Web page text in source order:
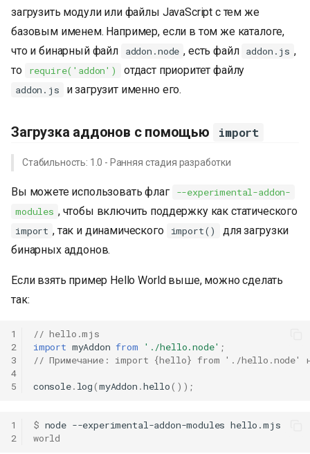
загрузить модули или файлы JavaScript с тем же
базовым именем. Например, если в том же каталоге,
что и бинарный файл
addon.node , есть файл addon.js ,
то
require('addon') отдаст приоритет файлу
addon.js и загрузит именно его.
Загрузка аддонов с помощью import
Стабильность: 1.0 - Ранняя стадия разработки
Вы можете использовать флаг
--experimental-addon-
modules , чтобы включить поддержку как статического
import , так и динамического import()
для загрузки
бинарных аддонов.
Если взять пример Hello World выше, можно сделать
так:
1
2
3
4
5
// hello.mjs
import myAddon from './hello.node' ;
// Примечание: import {hello} from './hello.node'
console. log(myAddon .hello());
1
2
$ node --experimental-addon-modules
world